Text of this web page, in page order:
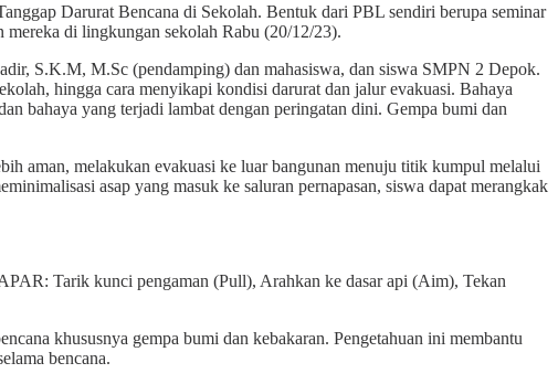
Darurat Bencana di Sekolah. Bentuk dari PBL sendiri berupa seminar
mereka di lingkungan sekolah Rabu (20/12/23).
S.K.M, M.Sc (pendamping) dan mahasiswa, dan siswa SMPN 2 Depok.
hingga cara menyikapi kondisi darurat dan jalur evakuasi. Bahaya
bahaya yang terjadi lambat dengan peringatan dini. Gempa bumi dan
aman, melakukan evakuasi ke luar bangunan menuju titik kumpul melalui
asap yang masuk ke saluran pernapasan, siswa dapat merangkak
Tarik kunci pengaman (Pull), Arahkan ke dasar api (Aim), Tekan
khususnya gempa bumi dan kebakaran. Pengetahuan ini membantu
bencana.